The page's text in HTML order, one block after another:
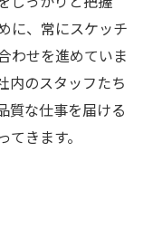
に、常にスケッチ
わせを進めていま
内のスタッフたち
質な仕事を届ける
きます。